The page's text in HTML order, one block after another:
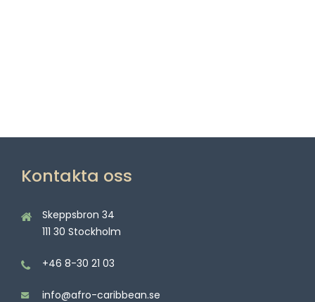
Kontakta oss
Skeppsbron 34
111 30 Stockholm
+46 8-30 21 03
info@afro-caribbean.se